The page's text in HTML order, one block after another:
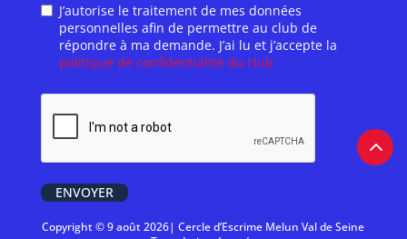
J’autorise le traitement de mes données
personnelles afin de permettre au club de
répondre à ma demande. J’ai lu et j’accepte la
politique de confidentialité du club
ENVOYER
Copyright © 9 août 2026| Cercle d’Escrime Melun Val de Seine